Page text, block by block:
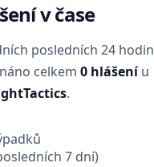
v čase
posledních 24 hodin
celkem 0 hlášeníu
.
7 dní)